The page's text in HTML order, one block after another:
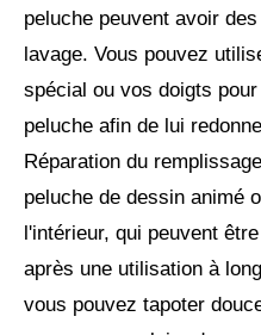
peluche peuvent avoir
lavage. Vous pouvez
spécial ou vos doigts
peluche afin de lui
Réparation du
peluche de dessin animé
l'intérieur, qui peuvent
après une utilisation à
vous pouvez tapoter